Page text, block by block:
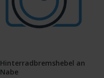
Hinterradbremshebel an
Nabe